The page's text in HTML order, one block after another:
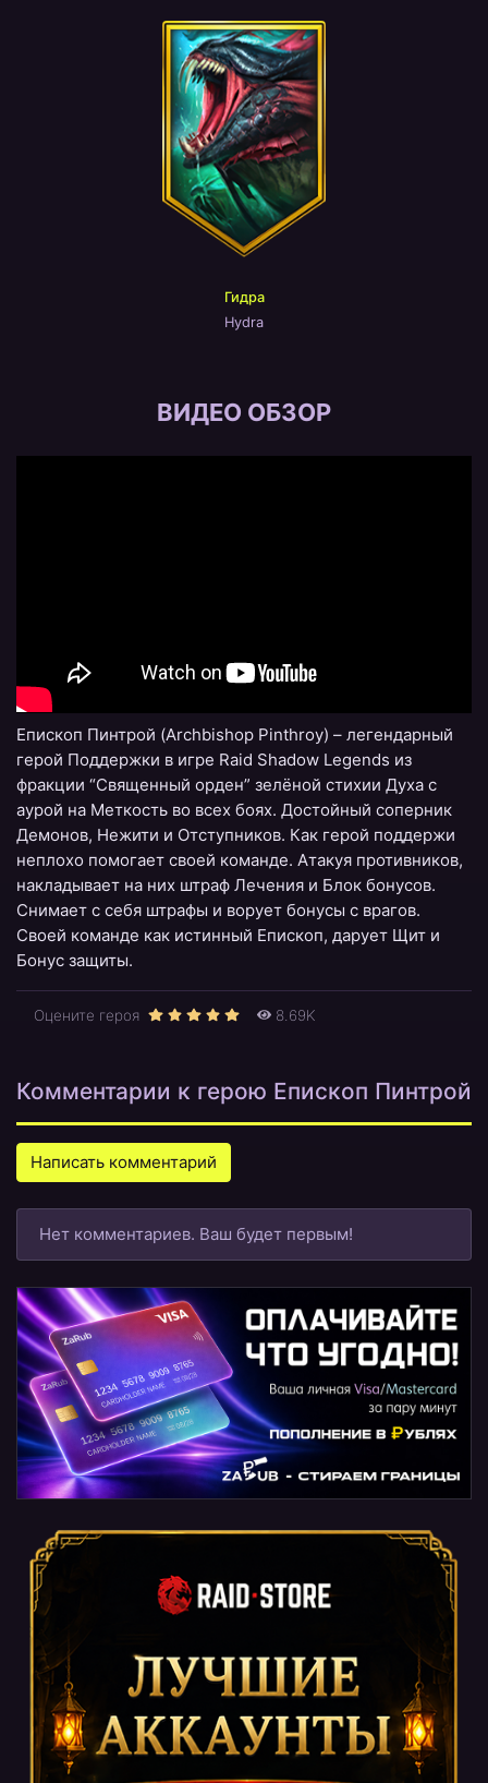
Гидра
Hydra
ВИДЕО ОБЗОР
Епископ Пинтрой (Archbishop Pinthroy) – легендарный
герой Поддержки в игре Raid Shadow Legends из
фракции “Священный орден” зелёной стихии Духа с
аурой на Меткость во всех боях. Достойный соперник
Демонов, Нежити и Отступников. Как герой поддержи
неплохо помогает своей команде. Атакуя противников,
накладывает на них штраф Лечения и Блок бонусов.
Снимает с себя штрафы и ворует бонусы с врагов.
Своей команде как истинный Епископ, дарует Щит и
Бонус защиты.
Оцените героя 8.69K
Комментарии к герою Епископ Пинтрой
Написать комментарий
Нет комментариев. Ваш будет первым!